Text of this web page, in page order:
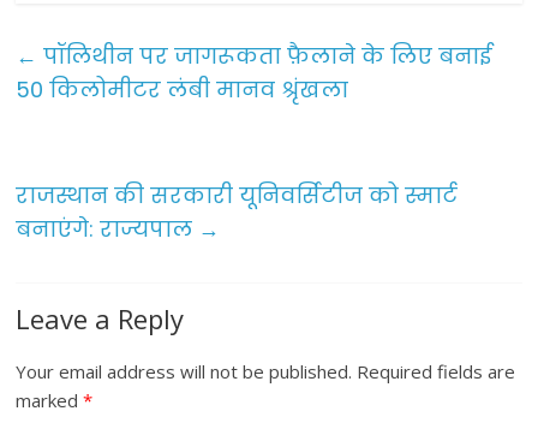
e
b
k
er l e
← पॉलिथीन पर जागरूकता फ़ैलाने के लिए बनाई
50 किलोमीटर लंबी मानव श्रृंखला
राजस्थान की सरकारी यूनिवर्सिटीज को स्मार्ट
बनाएंगे: राज्यपाल →
Leave a Reply
Your email address will not be published. Required fields are
marked*